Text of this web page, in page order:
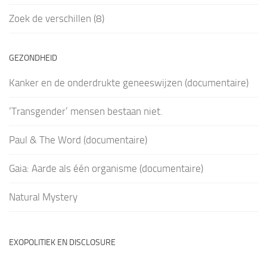
Zoek de verschillen (8)
GEZONDHEID
Kanker en de onderdrukte geneeswijzen (documentaire)
‘Transgender’ mensen bestaan niet.
Paul & The Word (documentaire)
Gaia: Aarde als één organisme (documentaire)
Natural Mystery
EXOPOLITIEK EN DISCLOSURE